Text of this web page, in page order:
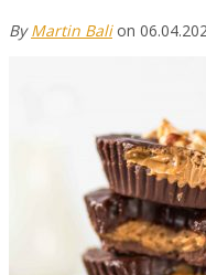
ByMartin Bali on